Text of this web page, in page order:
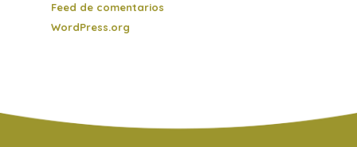
Feed de comentarios
WordPress.org